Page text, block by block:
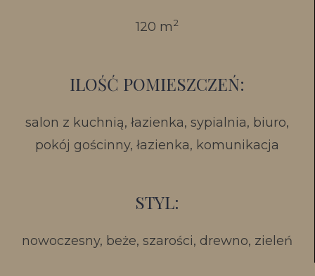
120 m2
ILOŚĆ POMIESZCZEŃ:
salon z kuchnią, łazienka, sypialnia, biuro,
pokój gościnny, łazienka, komunikacja
STYL:
nowoczesny, beże, szarości, drewno, zieleń